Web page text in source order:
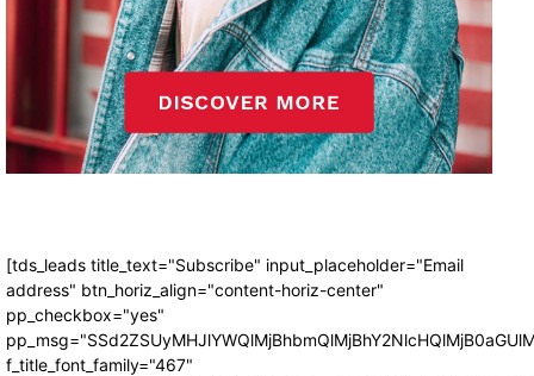
[tds_leads title_text="Subscribe" input_placeholder="Email
address" btn_horiz_align="content-horiz-center"
pp_checkbox="yes"
f_title_font_family="467"